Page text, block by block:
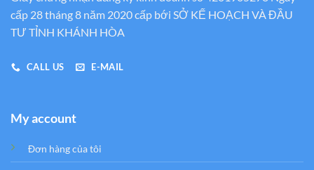
cấp 28 tháng 8 năm 2020 cấp bới SỞ KẾ HOẠCH VÀ ĐẦU
TƯ TỈNH KHÁNH HÒA
CALL US E-MAIL
My account
Đơn hàng của tôi